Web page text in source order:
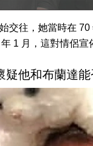
交往，她當時在 70
1 月，這對情侶宣
疑他和布蘭達能